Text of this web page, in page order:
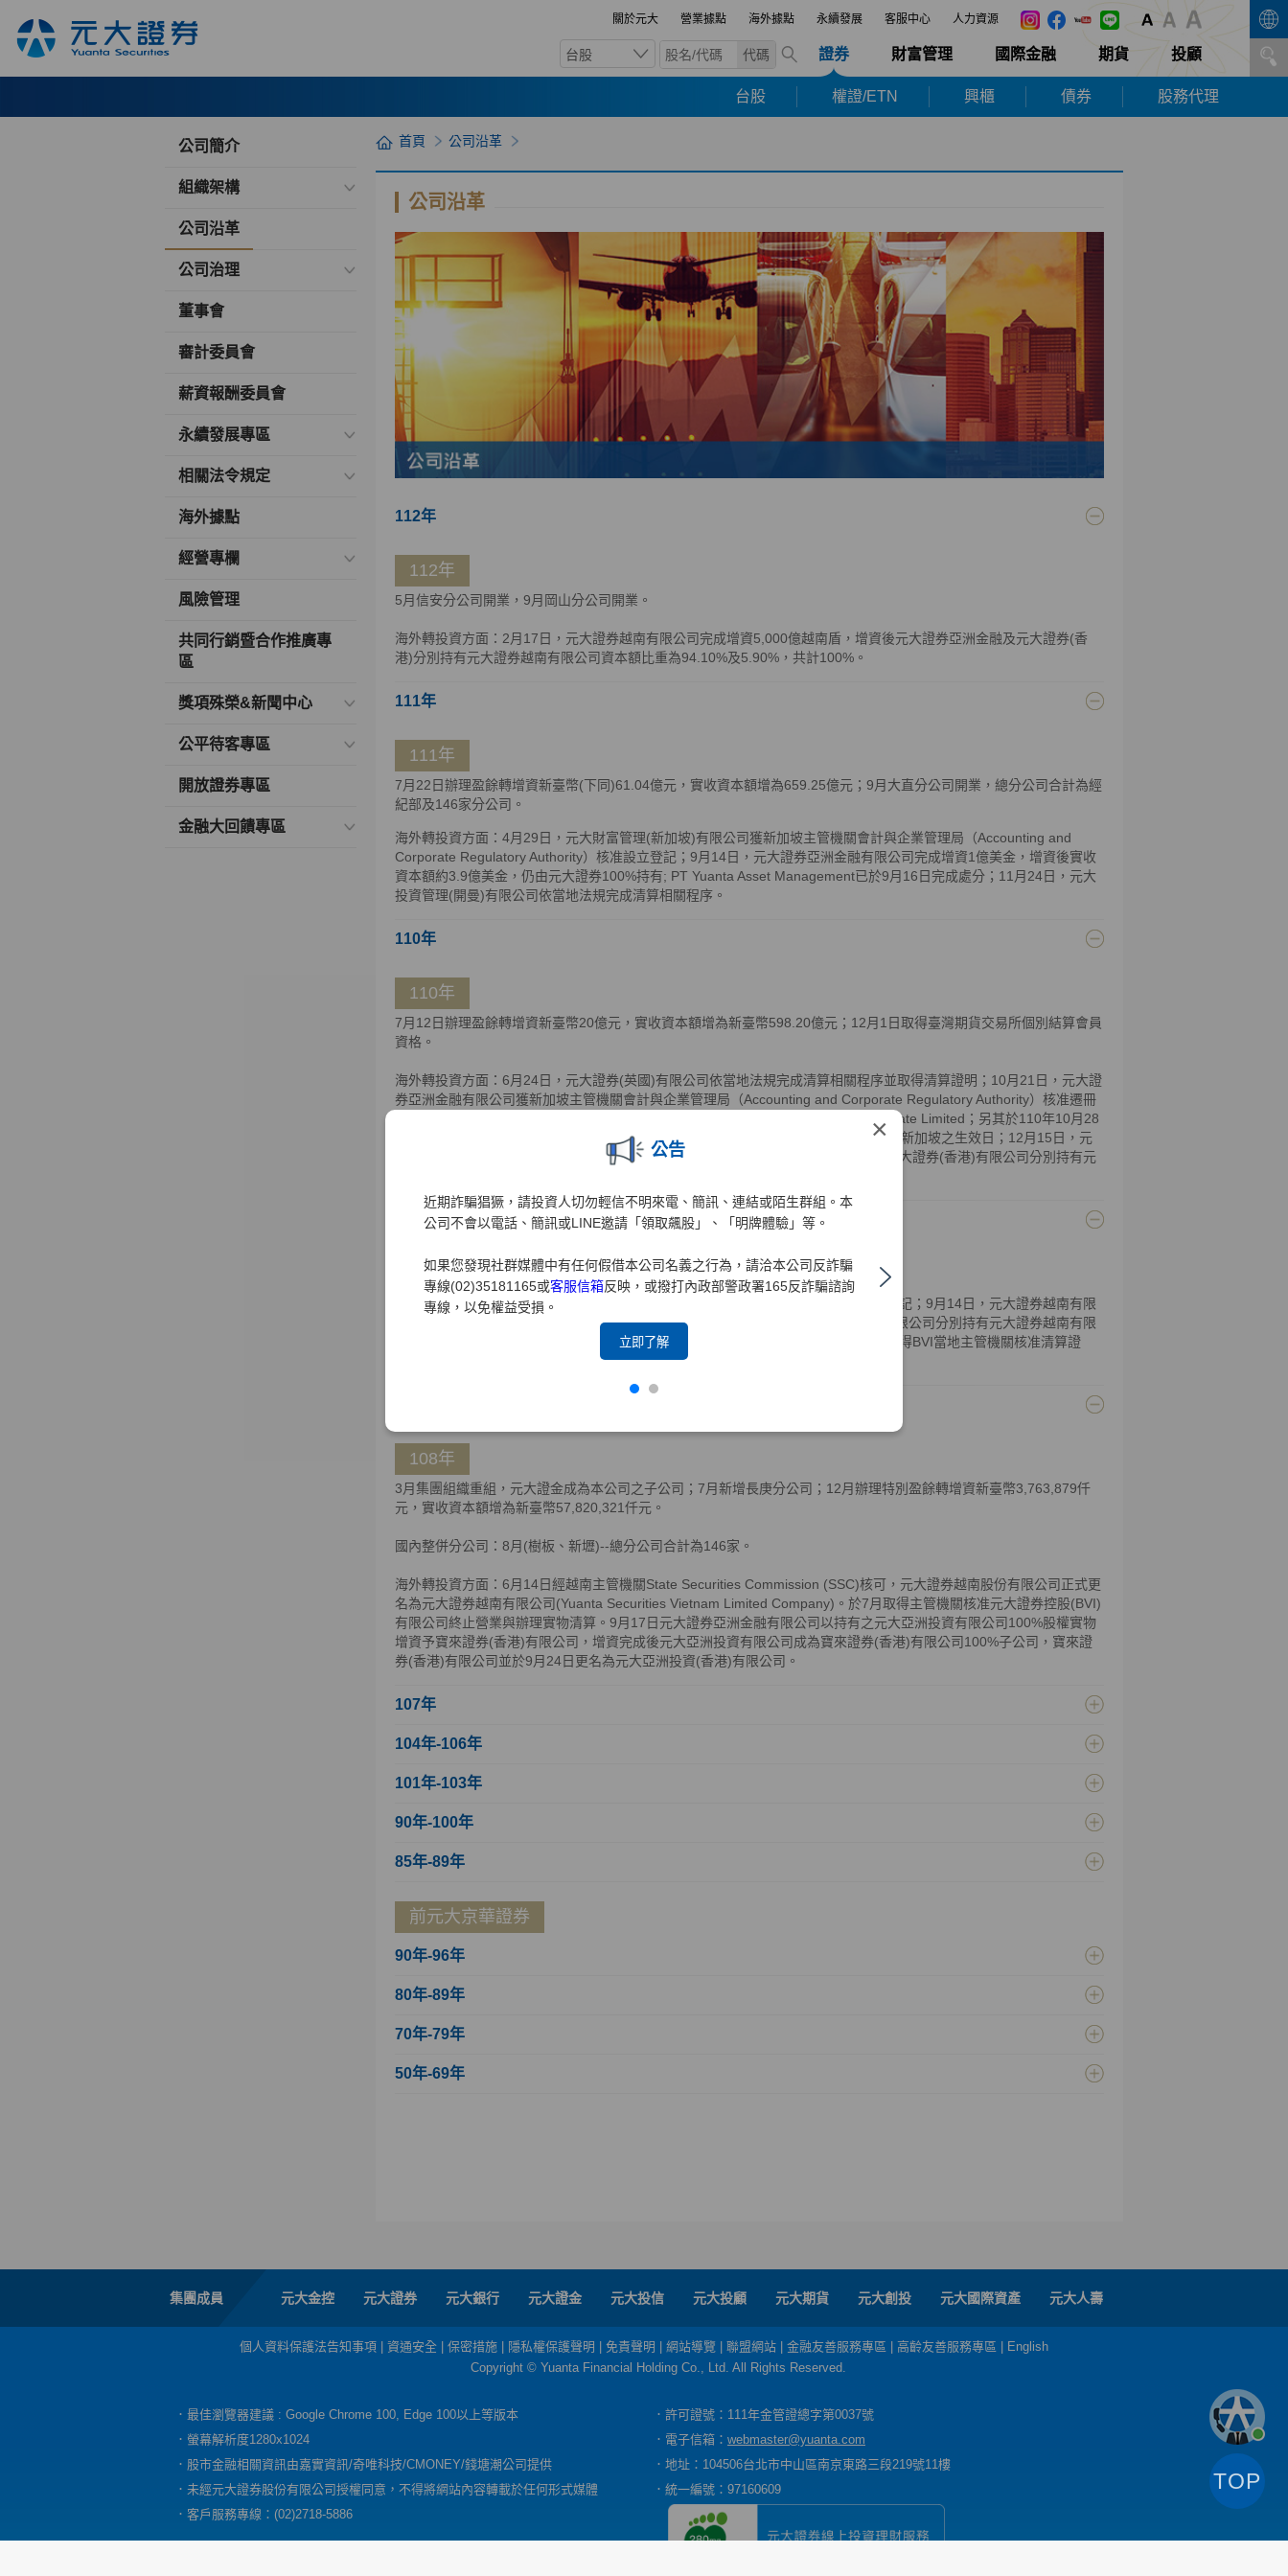
關於元大 營業據點 海外據點 永續發展 客服中心 人力資源
台股 代碼 證券 財富管理 國際金融 期貨 投顧
台股 權證/ETN 興櫃 債券 股務代理
×
公告
近期詐騙猖獗，請投資人切勿輕信不明來電、簡訊、連結或陌生群組。本
公司不會以電話、簡訊或LINE邀請「領取飆股」、「明牌體驗」等。
如果您發現社群媒體中有任何假借本公司名義之行為，請洽本公司反詐騙
專線(02)35181165或客服信箱反映，或撥打內政部警政署165反詐騙諮詢
專線，以免權益受損。
立即了解
公司簡介
組織架構
公司沿革
公司治理
董事會
審計委員會
薪資報酬委員會
永續發展專區
相關法令規定
海外據點
經營專欄
風險管理
共同行銷暨合作推廣專
區
獎項殊榮&新聞中心
公平待客專區
開放證券專區
金融大回饋專區
首頁 公司沿革
公司沿革
112年
112年
5月信安分公司開業，9月岡山分公司開業。
海外轉投資方面：2月17日，元大證券越南有限公司完成增資5,000億越南盾，增資後元大證券亞洲金融及元大證券(香
港)分別持有元大證券越南有限公司資本額比重為94.10%及5.90%，共計100%。
111年
111年
7月22日辦理盈餘轉增資新臺幣(下同)61.04億元，實收資本額增為659.25億元；9月大直分公司開業，總分公司合計為經
紀部及146家分公司。
海外轉投資方面：4月29日，元大財富管理(新加坡)有限公司獲新加坡主管機關會計與企業管理局（Accounting and
Corporate Regulatory Authority）核准設立登記；9月14日，元大證券亞洲金融有限公司完成增資1億美金，增資後實收
資本額約3.9億美金，仍由元大證券100%持有; PT Yuanta Asset Management已於9月16日完成處分；11月24日，元大
投資管理(開曼)有限公司依當地法規完成清算相關程序。
110年
110年
7月12日辦理盈餘轉增資新臺幣20億元，實收資本額增為新臺幣598.20億元；12月1日取得臺灣期貨交易所個別結算會員
資格。
海外轉投資方面：6月24日，元大證券(英國)有限公司依當地法規完成清算相關程序並取得清算證明；10月21日，元大證
券亞洲金融有限公司獲新加坡主管機關會計與企業管理局（Accounting and Corporate Regulatory Authority）核准遷冊
至新加坡，公司英文名稱並同步變更為Yuanta Securities Asia Financial Services Private Limited；另其於110年10月28
日獲百慕達公司註冊處（Registrar of Companies）核准遷出，遷出之生效日同其遷入新加坡之生效日；12月15日，元
大證券越南有限公司完成增資5,000億越南盾，增資後元大證券亞洲金融有限公司及元大證券(香港)有限公司分別持有元
109年
109年
海外轉投資方面：2月14日，元大證券控股(BVI)有限公司獲BVI公司註冊處核准註銷登記；9月14日，元大證券越南有限
公司完成增資5,000億越南盾，增資後元大證券亞洲金融有限公司及元大證券(香港)有限公司分別持有元大證券越南有限
公司股權90.16%及9.84%，持股比例共計100%；11月4日，元大亞洲投資有限公司取得BVI當地主管機關核准清算證
明，以實物解散清算方式，將資產分配返還予元大亞洲投資(香港)有限公司。
108年
3月集團組織重組，元大證金成為本公司之子公司；7月新增長庚分公司；12月辦理特別盈餘轉增資新臺幣3,763,879仟
元，實收資本額增為新臺幣57,820,321仟元。
國內整併分公司：8月(樹板、新壢)--總分公司合計為146家。
海外轉投資方面：6月14日經越南主管機關State Securities Commission (SSC)核可，元大證券越南股份有限公司正式更
名為元大證券越南有限公司(Yuanta Securities Vietnam Limited Company)。於7月取得主管機關核准元大證券控股(BVI)
有限公司終止營業與辦理實物清算。9月17日元大證券亞洲金融有限公司以持有之元大亞洲投資有限公司100%股權實物
增資予寶來證券(香港)有限公司，增資完成後元大亞洲投資有限公司成為寶來證券(香港)有限公司100%子公司，寶來證
券(香港)有限公司並於9月24日更名為元大亞洲投資(香港)有限公司。
107年
104年-106年
101年-103年
90年-100年
85年-89年
前元大京華證券
90年-96年
80年-89年
70年-79年
50年-69年
集團成員 元大金控 元大證券 元大銀行 元大證金 元大投信 元大投顧 元大期貨 元大創投 元大國際資產 元大人壽
個人資料保護法告知事項 資通安全 保密措施 隱私權保護聲明 免責聲明 網站導覽 聯盟網站 金融友善服務專區 高齡友善服務專區
English
Copyright © Yuanta Financial Holding Co., Ltd. All Rights Reserved.
．最佳瀏覽器建議 : Google Chrome 100, Edge 100以上等版本
．許可證號：111年金管證總字第0037號
．螢幕解析度1280x1024
．電子信箱： webmaster@yuanta.com
．股市金融相關資訊由嘉實資訊/奇唯科技/CMONEY/錢塘潮公司提供
．地址：104506台北市中山區南京東路三段219號11樓
．未經元大證券股份有限公司授權同意，不得將網站內容轉載於任何形式媒體
．統一編號：97160609
．客戶服務專線：(02)2718-5886
TOP